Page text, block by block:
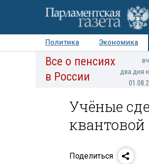
Политика Экономика
Авторы Персоны
Все о пенсиях
в России
два дня
Учёные
Поделиться